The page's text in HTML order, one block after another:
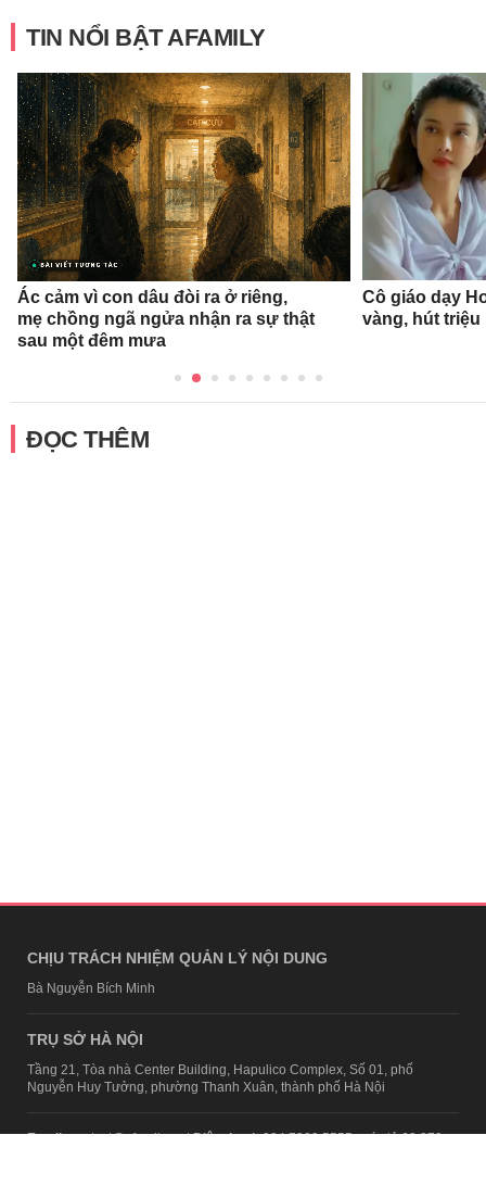
TIN NỔI BẬT AFAMILY
Ác cảm vì con dâu đòi ra ở riêng,
mẹ chồng ngã ngửa nhận ra sự thật
sau một đêm mưa
Cô giáo dạy
vàng, hút
ĐỌC THÊM
CHỊU TRÁCH NHIỆM QUẢN LÝ NỘI DUNG
Bà Nguyễn Bích Minh
TRỤ SỞ HÀ NỘI
Tầng 21, Tòa nhà Center Building, Hapulico Complex, Số 01, phố
Nguyễn Huy Tưởng, phường Thanh Xuân, thành phố Hà Nội
Email:contact@afamily.vn |Điện thoại:024 7309 5555, máy lẻ 62.370